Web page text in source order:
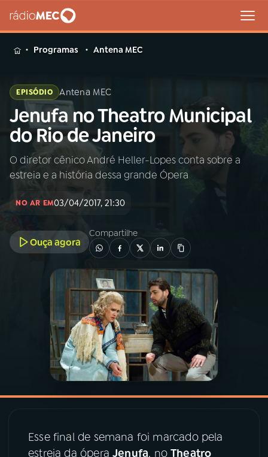
MENU
Buscar
na
Rádio
MEC
Buscar
Início AO VIVO
PROGRAMAÇÃO
PROGRAMAS
PODCASTS
07
Programas Antena MEC
EPISÓDIO Antena MEC
Jenufa no Theatro Municipal
do Rio de Janeiro
O diretor cênico André Heller-Lopes conta sobre a
estreia e a história dessa grande Ópera
NO AR EM03/04/2017, 21:30
Ouça agora
Compartilhe
Esse final de semana foi marcado pela
estreia da óperaJenufa, noTheatro